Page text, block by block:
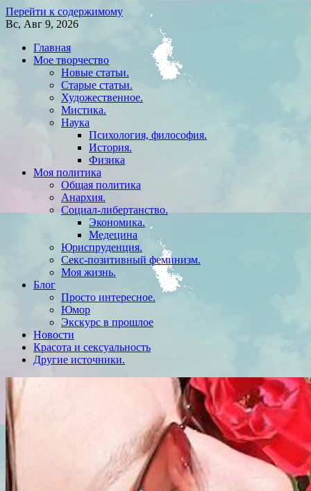
Перейти к содержимому
Вс, Авг 9, 2026
Главная
Мое творчество
Новые статьи.
Старые статьи.
Художественное.
Мистика.
Наука
Психология, философия.
История.
Физика
Моя политика
Общая политика
Анархия.
Социал-либертанство.
Экономика.
Медецина
Юриспруденция.
Секс-позитивный феминизм.
Моя жизнь.
Блог
Просто интересное.
Юмор
Экскурс в прошлое
Новости
Красота и сексуальность
Другие источники.